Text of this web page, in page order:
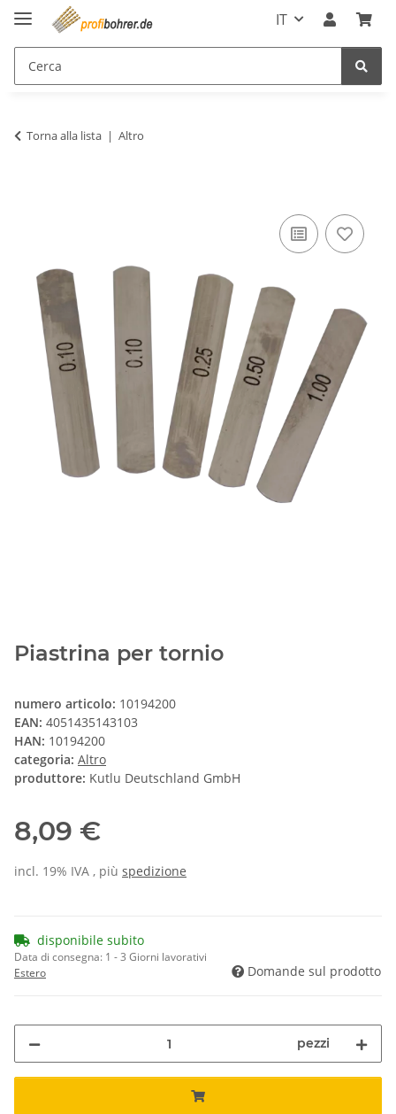
IT
Torna alla lista Altro
Piastrina per tornio
numero articolo: 10194200
EAN: 4051435143103
HAN: 10194200
categoria: Altro
produttore: Kutlu Deutschland GmbH
8,09 €
incl. 19% IVA , più spedizione
disponibile subito
Data di consegna: 1 - 3 Giorni lavorativi
Estero
Domande sul prodotto
pezzi